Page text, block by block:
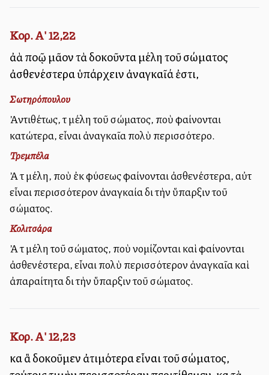
Κορ. Α' 12,22
ἀλλὰ πολλῷ μᾶλλον τὰ δοκοῦντα μέλη τοῦ σώματος
ἀσθενέστερα ὑπάρχειν ἀναγκαῖά ἐστι,
Σωτηρόπουλου
Ἀντιθέτως, τὰ μέλη τοῦ σώματος, ποὺ φαίνονται
κατώτερα, εἶναι ἀναγκαῖα πολὺ περισσότερο.
Τρεμπέλα
Ἀλλὰ τὰ μέλη, ποὺ ἐκ φύσεως φαίνονται ἀσθενέστερα, αὐτὰ
εἶναι περισσότερον ἀναγκαία διὰ τὴν ὕπαρξιν τοῦ
σώματος.
Κολιτσάρα
Ἀλλὰ τὰ μέλη τοῦ σώματος, ποὺ νομίζονται καὶ φαίνονται
ἀσθενέστερα, εἶναι πολὺ περισσότερον ἀναγκαῖα καὶ
ἀπαραίτητα διὰ τὴν ὕπαρξιν τοῦ σώματος.
Κορ. Α' 12,23
καὶ ἃ δοκοῦμεν ἀτιμότερα εἶναι τοῦ σώματος,